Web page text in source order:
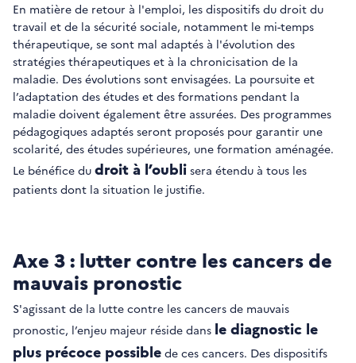
En matière de retour à l'emploi, les dispositifs du droit du
travail et de la sécurité sociale, notamment le mi-temps
thérapeutique, se sont mal adaptés à l'évolution des
stratégies thérapeutiques et à la chronicisation de la
maladie. Des évolutions sont envisagées. La poursuite et
l’adaptation des études et des formations pendant la
maladie doivent également être assurées. Des programmes
pédagogiques adaptés seront proposés pour garantir une
scolarité, des études supérieures, une formation aménagée.
Le bénéfice du droit à l’oubli sera étendu à tous les
patients dont la situation le justifie.
Axe 3 : lutter contre les cancers de
mauvais pronostic
S'agissant de la lutte contre les cancers de mauvais
pronostic, l’enjeu majeur réside dans le diagnostic le
plus précoce possible de ces cancers. Des dispositifs